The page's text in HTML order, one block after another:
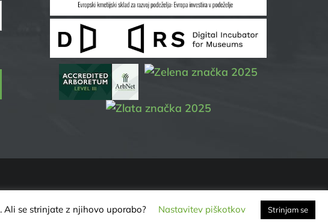
. Ali se strinjate z njihovo uporabo? Nastavitev piškotkov Strinjam se